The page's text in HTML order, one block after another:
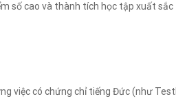
số cao và thành tích học tập xuất
việc có chứng chỉ tiếng Đức (như